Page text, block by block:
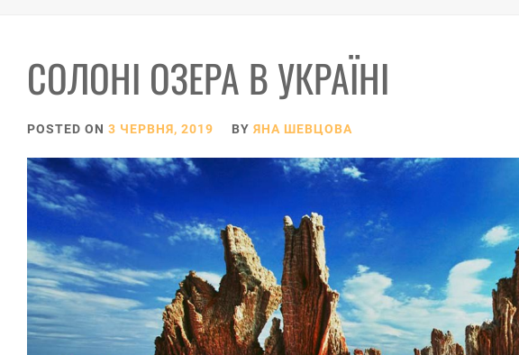
СОЛОНІ ОЗЕРА В УКРАЇНІ
POSTED ON 3 ЧЕРВНЯ, 2019 BY ЯНА ШЕВЦОВА